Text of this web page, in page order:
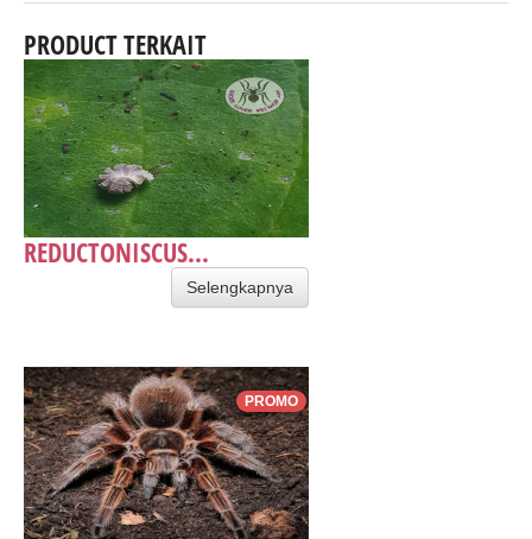
PRODUCT TERKAIT
REDUCTONISCUS...
Selengkapnya
PROMO